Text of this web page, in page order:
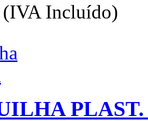
(IVA Incluído)